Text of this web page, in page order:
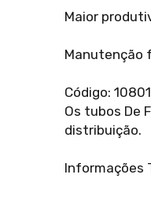
Maior
Manutenção
Código:
Os tubos De
distribuição.
Informações